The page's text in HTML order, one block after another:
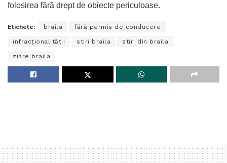
folosirea fără drept de obiecte periculoase.
Etichete: braila fără permis de conducere
infracționalității stiri braila stiri din braila
ziare braila